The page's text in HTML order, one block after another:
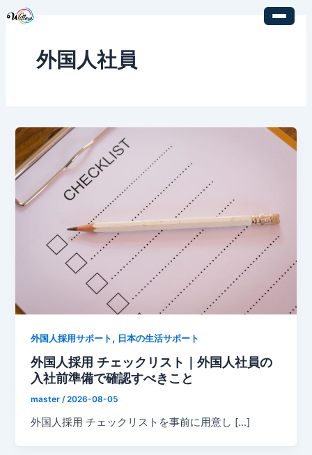
外国人社員
外国人採用サポート , 日本の生活サポート
外国人採用 チェックリスト｜外国人社員の
入社前準備で確認すべきこと
master/2026-08-05
外国人採用 チェックリストを事前に用意し […]